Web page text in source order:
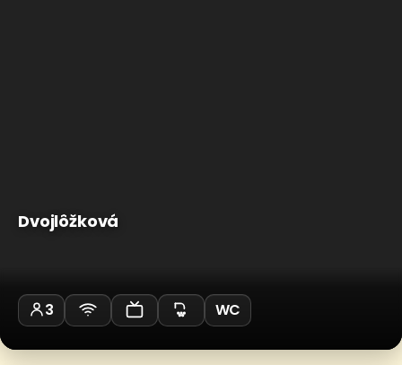
Dvojlôžková
3 WC